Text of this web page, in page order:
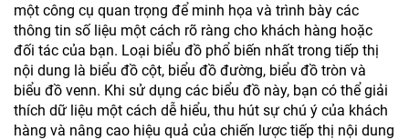
một công cụ quan trọng để minh họa và trình bày các
thông tin số liệu một cách rõ ràng cho khách hàng hoặc
đối tác của bạn. Loại biểu đồ phổ biến nhất trong tiếp thị
nội dung là biểu đồ cột, biểu đồ đường, biểu đồ tròn và
biểu đồ venn. Khi sử dụng các biểu đồ này, bạn có thể giải
thích dữ liệu một cách dễ hiểu, thu hút sự chú ý của khách
hàng và nâng cao hiệu quả của chiến lược tiếp thị nội dung